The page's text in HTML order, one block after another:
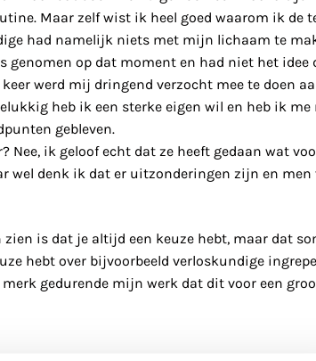
Maar zelf wist ik heel goed waarom ik de
had namelijk niets met mijn lichaam te
genomen op dat moment en had niet het idee
keer werd mij dringend verzocht mee te doen
heb ik een sterke eigen wil en heb ik
gebleven.
Nee, ik geloof echt dat ze heeft gedaan wat
wel denk ik dat er uitzonderingen zijn en
is dat je altijd een keuze hebt, maar dat
hebt over bijvoorbeeld verloskundige
gedurende mijn werk dat dit voor een